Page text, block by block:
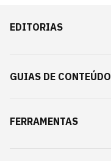
EDITORIAS
GUIAS DE CONTEÚDO
FERRAMENTAS